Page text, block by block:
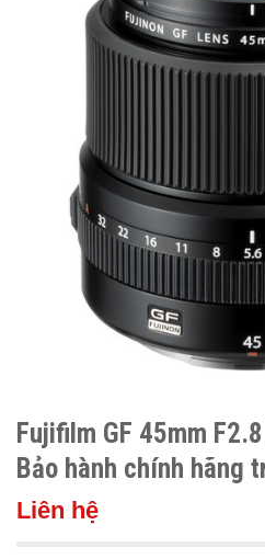
Fujifilm GF 45mm
Bảo hành chính hãng
Liên hệ